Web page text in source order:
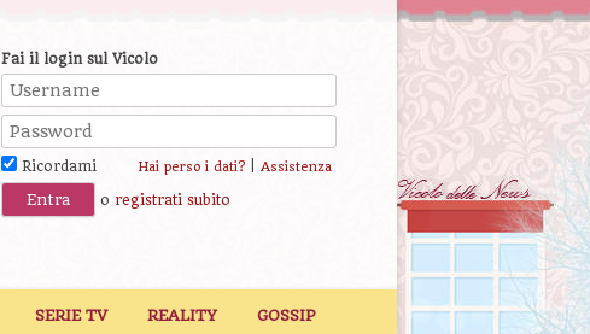
Fai il login sul Vicolo
Ricordami Hai perso i dati?| Assistenza
o registrati subito
SERIE TV REALITY GOSSIP